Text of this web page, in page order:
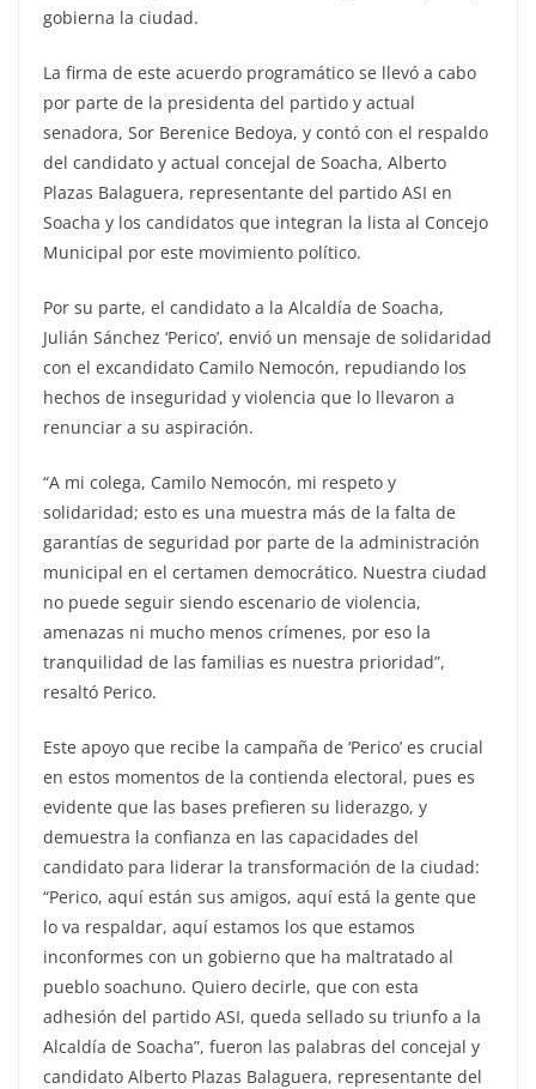
gobierna la ciudad.
La firma de este acuerdo programático se llevó a cabo
por parte de la presidenta del partido y actual
senadora, Sor Berenice Bedoya, y contó con el respaldo
del candidato y actual concejal de Soacha, Alberto
Plazas Balaguera, representante del partido ASI en
Soacha y los candidatos que integran la lista al Concejo
Municipal por este movimiento político.
Por su parte, el candidato a la Alcaldía de Soacha,
Julián Sánchez ‘Perico’, envió un mensaje de solidaridad
con el excandidato Camilo Nemocón, repudiando los
hechos de inseguridad y violencia que lo llevaron a
renunciar a su aspiración.
“A mi colega, Camilo Nemocón, mi respeto y
solidaridad; esto es una muestra más de la falta de
garantías de seguridad por parte de la administración
municipal en el certamen democrático. Nuestra ciudad
no puede seguir siendo escenario de violencia,
amenazas ni mucho menos crímenes, por eso la
tranquilidad de las familias es nuestra prioridad”,
resaltó Perico.
Este apoyo que recibe la campaña de ‘Perico’ es crucial
en estos momentos de la contienda electoral, pues es
evidente que las bases prefieren su liderazgo, y
demuestra la confianza en las capacidades del
candidato para liderar la transformación de la ciudad:
“Perico, aquí están sus amigos, aquí está la gente que
lo va respaldar, aquí estamos los que estamos
inconformes con un gobierno que ha maltratado al
pueblo soachuno. Quiero decirle, que con esta
adhesión del partido ASI, queda sellado su triunfo a la
Alcaldía de Soacha”, fueron las palabras del concejal y
candidato Alberto Plazas Balaguera, representante del